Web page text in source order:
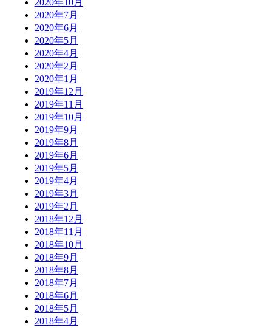
2020年10月
2020年7月
2020年6月
2020年5月
2020年4月
2020年2月
2020年1月
2019年12月
2019年11月
2019年10月
2019年9月
2019年8月
2019年6月
2019年5月
2019年4月
2019年3月
2019年2月
2018年12月
2018年11月
2018年10月
2018年9月
2018年8月
2018年7月
2018年6月
2018年5月
2018年4月